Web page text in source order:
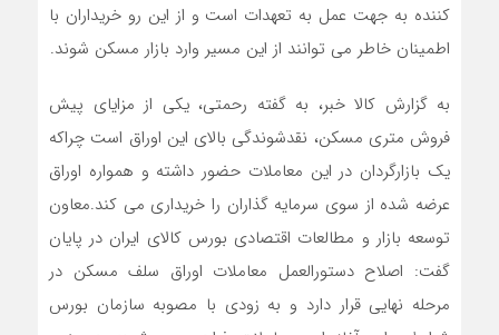
کننده به جهت عمل به تعهدات است و از این رو خریداران با
اطمینان خاطر می توانند از این مسیر وارد بازار مسکن شوند.
به گزارش کالا خبر، به گفته رحمتی، یکی از مزایای پیش
فروش متری مسکن، نقدشوندگی بالای این اوراق است چراکه
یک بازارگردان در این معاملات حضور داشته و همواره اوراق
عرضه شده از سوی سرمایه گذاران را خریداری می کند.معاون
توسعه بازار و مطالعات اقتصادی بورس کالای ایران در پایان
گفت: اصلاح دستورالعمل معاملات اوراق سلف مسکن در
مرحله نهایی قرار دارد و به زودی با مصوبه سازمان بورس